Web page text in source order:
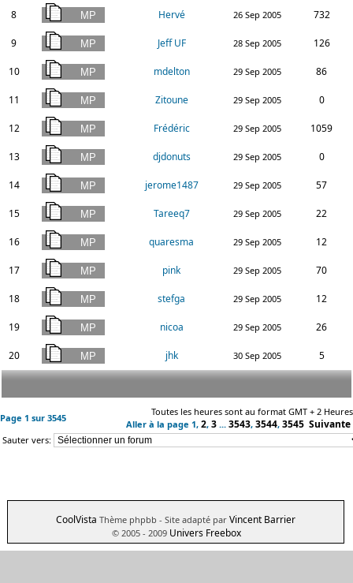
8 Hervé 26 Sep 2005 732
9 Jeff UF 28 Sep 2005 126
10 mdelton 29 Sep 2005 86
11 Zitoune 29 Sep 2005 0
12 Frédéric 29 Sep 2005 1059
13 djdonuts 29 Sep 2005 0
14 jerome1487 29 Sep 2005 57
15 Tareeq7 29 Sep 2005 22
16 quaresma 29 Sep 2005 12
17 pink 29 Sep 2005 70
18 stefga 29 Sep 2005 12
19 nicoa 29 Sep 2005 26
20 jhk 30 Sep 2005 5
Page 1 sur 3545
Toutes les heures sont au format GMT + 2 Heures
Aller à la page 1, 2, 3 ... 3543, 3544, 3545 Suivante
Sauter vers:
CoolVista Thème phpbb - Site adapté par Vincent Barrier
© 2005 - 2009 Univers Freebox